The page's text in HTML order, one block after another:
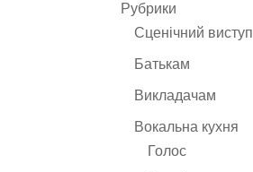
Рубрики
Cценічний виступ
Батькам
Викладачам
Вокальна кухня
Голос